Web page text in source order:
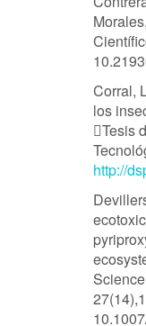
Corral,
los
Tesis
http://